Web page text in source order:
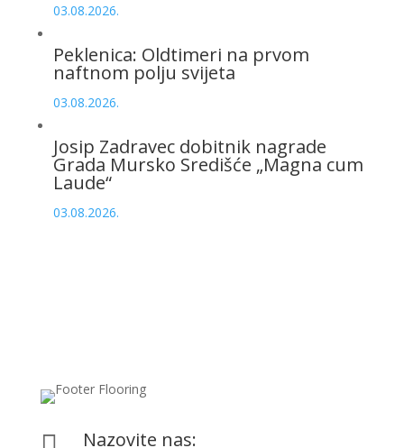
03.08.2026.
Peklenica: Oldtimeri na prvom
naftnom polju svijeta
03.08.2026.
Josip Zadravec dobitnik nagrade
Grada Mursko Središće „Magna cum
Laude“
03.08.2026.
Nazovite nas: